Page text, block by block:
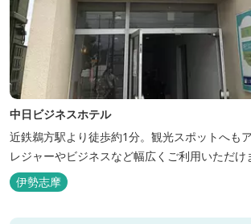
中日ビジネスホテル
近鉄鵜方駅より徒歩約1分。観光スポットへも
レジャーやビジネスなど幅広くご利用いただけ
伊勢志摩